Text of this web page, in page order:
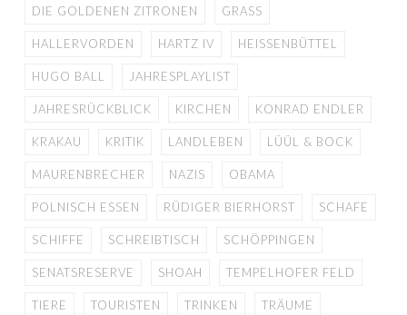
DIE GOLDENEN ZITRONEN GRASS
HALLERVORDEN HARTZ IV HEISSENBÜTTEL
HUGO BALL JAHRESPLAYLIST
JAHRESRÜCKBLICK KIRCHEN KONRAD ENDLER
KRAKAU KRITIK LANDLEBEN LÜÜL & BOCK
MAURENBRECHER NAZIS OBAMA
POLNISCH ESSEN RÜDIGER BIERHORST SCHAFE
SCHIFFE SCHREIBTISCH SCHÖPPINGEN
SENATSRESERVE SHOAH TEMPELHOFER FELD
TIERE TOURISTEN TRINKEN TRÄUME